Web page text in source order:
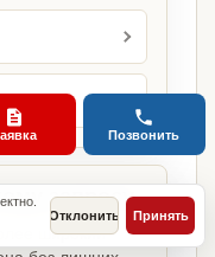
запросу
широкий
Отклонить Принять
Позвонить